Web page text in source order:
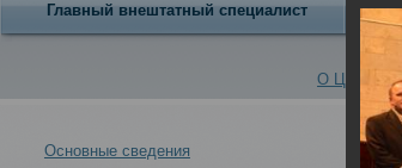
Главный внештатный специалист О
О Центре -
Основные сведения